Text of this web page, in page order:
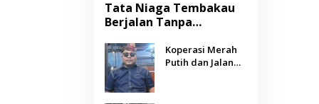
Tata Niaga Tembakau
Berjalan Tanpa
Negara Berpihak
kepada Petani?
Koperasi Merah
Putih dan Jalan